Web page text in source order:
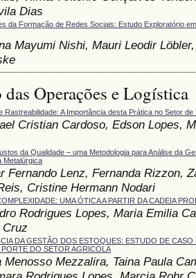
Dias
da Formação de Redes Sociais: Estudo Exploratório
Mayumi Nishi, Mauri Leodir
das Operações e Logística
Rastreabilidade: A Importância desta Prática no Setor de
Cristian Cardoso, Edson Lopes,
da Qualidade – uma Metodologia para Análise da
Metalúrgica
Fernando Lenz, Fernanda Rizzon,
Cristine Hermann Nodari
UMA ÓTICA A PARTIR DA CADEIA
Rodrigues Lopes, Maria Emilia
Cruz
DA GESTÃO DOS ESTOQUES: ESTUDO DE CASO
DO SETOR AGRICOLA
Menosso Mezzalira, Taina Paula